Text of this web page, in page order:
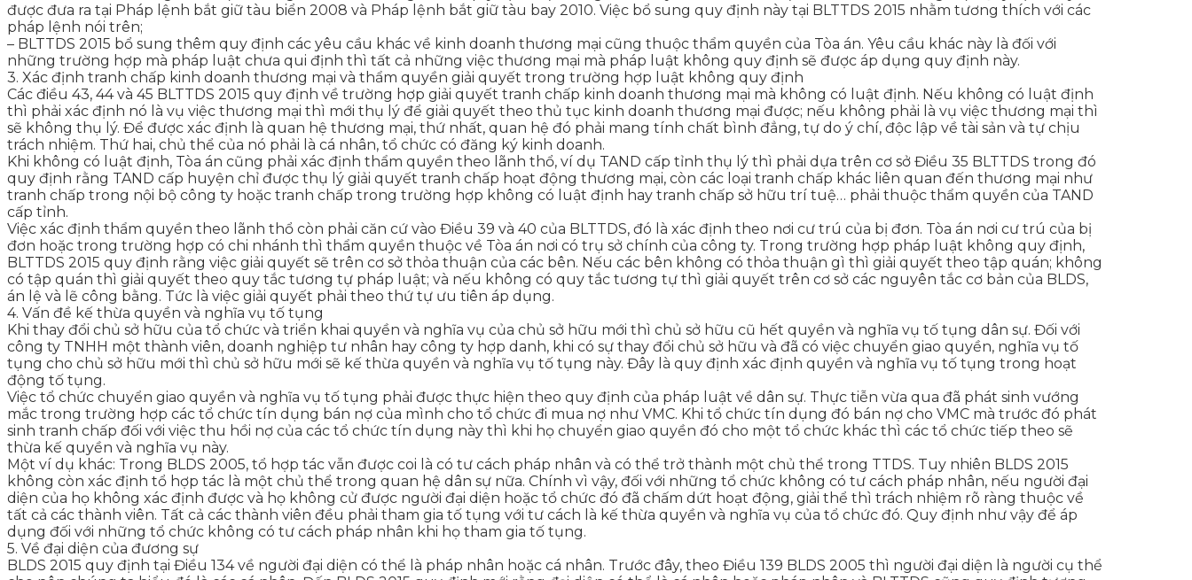
được đưa ra tại Pháp lệnh bắt giữ tàu biển 2008 và Pháp lệnh bắt giữ tàu bay 2010. Việc bổ sung quy định này tại BLTTDS 2015 nhằm tương thích với các
pháp lệnh nói trên;
– BLTTDS 2015 bổ sung thêm quy định các yêu cầu khác về kinh doanh thương mại cũng thuộc thẩm quyền của Tòa án. Yêu cầu khác này là đối với
những trường hợp mà pháp luật chưa qui định thì tất cả những việc thương mại mà pháp luật không quy định sẽ được áp dụng quy định này.
3. Xác định tranh chấp kinh doanh thương mại và thẩm quyền giải quyết trong trường hợp luật không quy định
Các điều 43, 44 và 45 BLTTDS 2015 quy định về trường hợp giải quyết tranh chấp kinh doanh thương mại mà không có luật định. Nếu không có luật định
thì phải xác định nó là vụ việc thương mại thì mới thụ lý để giải quyết theo thủ tục kinh doanh thương mại được; nếu không phải là vụ việc thương mại thì
sẽ không thụ lý. Để được xác định là quan hệ thương mại, thứ nhất, quan hệ đó phải mang tính chất bình đẳng, tự do ý chí, độc lập về tài sản và tự chịu
trách nhiệm. Thứ hai, chủ thể của nó phải là cá nhân, tổ chức có đăng ký kinh doanh.
Khi không có luật định, Tòa án cũng phải xác định thẩm quyền theo lãnh thổ, ví dụ TAND cấp tỉnh thụ lý thì phải dựa trên cơ sở Điều 35 BLTTDS trong đó
quy định rằng TAND cấp huyện chỉ được thụ lý giải quyết tranh chấp hoạt động thương mại, còn các loại tranh chấp khác liên quan đến thương mại như
tranh chấp trong nội bộ công ty hoặc tranh chấp trong trường hợp không có luật định hay tranh chấp sở hữu trí tuệ… phải thuộc thẩm quyền của TAND
cấp tỉnh.
Việc xác định thẩm quyền theo lãnh thổ còn phải căn cứ vào Điều 39 và 40 của BLTTDS, đó là xác định theo nơi cư trú của bị đơn. Tòa án nơi cư trú của bị
đơn hoặc trong trường hợp có chi nhánh thì thẩm quyền thuộc về Tòa án nơi có trụ sở chính của công ty. Trong trường hợp pháp luật không quy định,
BLTTDS 2015 quy định rằng việc giải quyết sẽ trên cơ sở thỏa thuận của các bên. Nếu các bên không có thỏa thuận gì thì giải quyết theo tập quán; không
có tập quán thì giải quyết theo quy tắc tương tự pháp luật; và nếu không có quy tắc tương tự thì giải quyết trên cơ sở các nguyên tắc cơ bản của BLDS,
án lệ và lẽ công bằng. Tức là việc giải quyết phải theo thứ tự ưu tiên áp dụng.
4. Vấn đề kế thừa quyền và nghĩa vụ tố tụng
Khi thay đổi chủ sở hữu của tổ chức và triển khai quyền và nghĩa vụ của chủ sở hữu mới thì chủ sở hữu cũ hết quyền và nghĩa vụ tố tụng dân sự. Đối với
công ty TNHH một thành viên, doanh nghiệp tư nhân hay công ty hợp danh, khi có sự thay đổi chủ sở hữu và đã có việc chuyển giao quyền, nghĩa vụ tố
tụng cho chủ sở hữu mới thì chủ sở hữu mới sẽ kế thừa quyền và nghĩa vụ tố tụng này. Đây là quy định xác định quyền và nghĩa vụ tố tụng trong hoạt
động tố tụng.
Việc tổ chức chuyển giao quyền và nghĩa vụ tố tụng phải được thực hiện theo quy định của pháp luật về dân sự. Thực tiễn vừa qua đã phát sinh vướng
mắc trong trường hợp các tổ chức tín dụng bán nợ của mình cho tổ chức đi mua nợ như VMC. Khi tổ chức tín dụng đó bán nợ cho VMC mà trước đó phát
sinh tranh chấp đối với việc thu hồi nợ của các tổ chức tín dụng này thì khi họ chuyển giao quyền đó cho một tổ chức khác thì các tổ chức tiếp theo sẽ
thừa kế quyền và nghĩa vụ này.
Một ví dụ khác: Trong BLDS 2005, tổ hợp tác vẫn được coi là có tư cách pháp nhân và có thể trở thành một chủ thể trong TTDS. Tuy nhiên BLDS 2015
không còn xác định tổ hợp tác là một chủ thể trong quan hệ dân sự nữa. Chính vì vậy, đối với những tổ chức không có tư cách pháp nhân, nếu người đại
diện của họ không xác định được và họ không cử được người đại diện hoặc tổ chức đó đã chấm dứt hoạt động, giải thể thì trách nhiệm rõ ràng thuộc về
tất cả các thành viên. Tất cả các thành viên đều phải tham gia tố tụng với tư cách là kế thừa quyền và nghĩa vụ của tổ chức đó. Quy định như vậy để áp
dụng đối với những tổ chức không có tư cách pháp nhân khi họ tham gia tố tụng.
5. Về đại diện của đương sự
BLDS 2015 quy định tại Điều 134 về người đại diện có thể là pháp nhân hoặc cá nhân. Trước đây, theo Điều 139 BLDS 2005 thì người đại diện là người cụ thể